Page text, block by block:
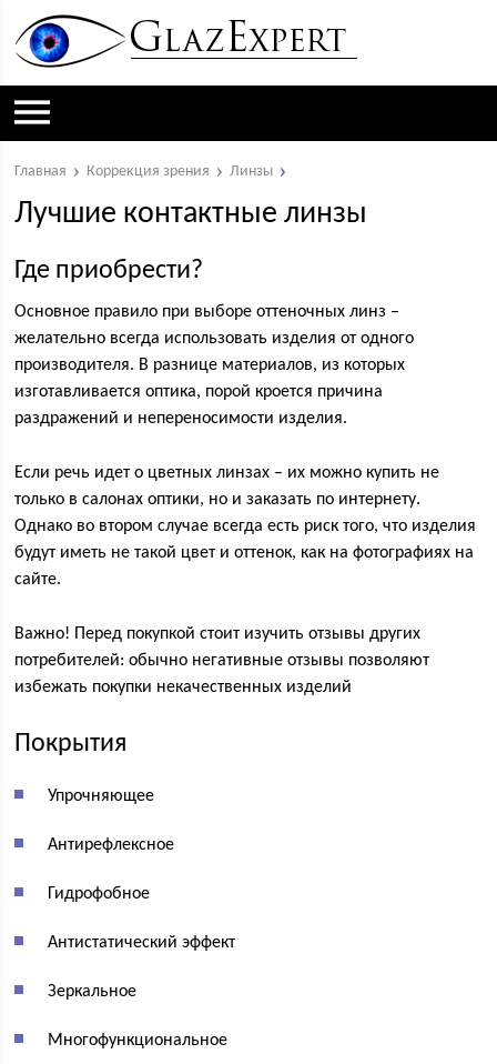
Главная Коррекция зрения Линзы
Лучшие контактные линзы
Где приобрести?
Основное правило при выборе оттеночных линз –
желательно всегда использовать изделия от одного
производителя. В разнице материалов, из которых
изготавливается оптика, порой кроется причина
раздражений и непереносимости изделия.
Если речь идет о цветных линзах – их можно купить не
только в салонах оптики, но и заказать по интернету.
Однако во втором случае всегда есть риск того, что изделия
будут иметь не такой цвет и оттенок, как на фотографиях на
сайте.
Важно! Перед покупкой стоит изучить отзывы других
потребителей: обычно негативные отзывы позволяют
избежать покупки некачественных изделий
Покрытия
Упрочняющее
Антирефлексное
Гидрофобное
Антистатический эффект
Зеркальное
Многофункциональное